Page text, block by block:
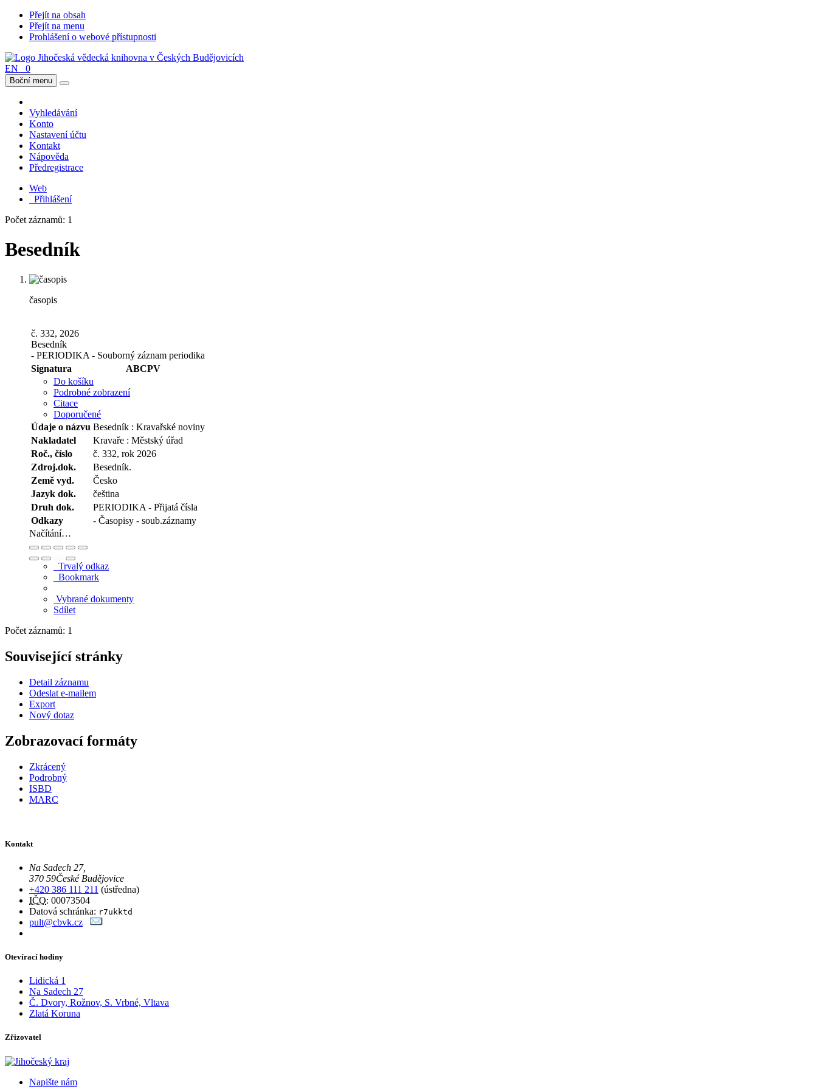
Přejít na obsah
Přejít na menu
Prohlášení o webové přístupnosti
EN 0
Boční menu
Vyhledávání
Konto
Nastavení účtu
Kontakt
Nápověda
Předregistrace
Web
Přihlášení
Počet záznamů: 1
Besedník
časopis
č. 332, 2026
Besedník
- PERIODIKA - Souborný záznam periodika
Signatura
ABCPV
Do košíku
Podrobné zobrazení
Citace
Doporučené
Údaje o názvu Besedník : Kravařské noviny
Nakladatel
Kravaře : Městský úřad
Roč., číslo
č. 332, rok 2026
Zdroj.dok.
Besedník.
Země vyd.
Česko
Jazyk dok.
čeština
Druh dok.
PERIODIKA - Přijatá čísla
Odkazy
- Časopisy - soub.záznamy
Načítání…
Trvalý odkaz
Bookmark
Vybrané dokumenty
Sdílet
Počet záznamů: 1
Související stránky
Detail záznamu
Odeslat e-mailem
Export
Nový dotaz
Zobrazovací formáty
Zkrácený
Podrobný
ISBD
MARC
Kontakt
Na Sadech 27,
370 59České Budějovice
+420 386 111 211 (ústředna)
IČO: 00073504
Datová schránka: r7ukktd
pult@cbvk.cz
Otevírací hodiny
Lidická 1
Na Sadech 27
Č. Dvory, Rožnov, S. Vrbné, Vltava
Zlatá Koruna
Zřizovatel
Napište nám